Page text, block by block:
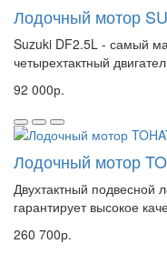
Лодочный мотор
Suzuki DF2.5L - самый
четырехтактный
92 000р.
Лодочный мотор
Двухтактный подвесной
гарантирует высокое
260 700р.